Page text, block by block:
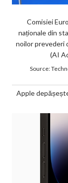
Comisiei
naționale din
noilor prevederi
(AI
Source:
Apple